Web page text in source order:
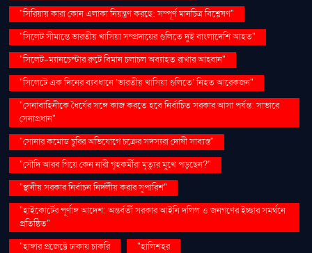
"সিরিয়ায় কারা কোন এলাকা নিয়ন্ত্রণ করছে: সম্পূর্ণ মানচিত্র বিশ্লেষণ"
"সিলেট সীমান্তে ভারতীয় খাসিয়া সম্প্রদায়ের গুলিতে দুই বাংলাদেশি আহত"
"সিলেট-ম্যানচেস্টার রুটে বিমান চলাচল অব্যাহত রাখার আহ্বান"
"সিলেটে এক দিনের ব্যবধানে ‘ভারতীয় খাসিয়া গু‌লিতে’ নিহত আরেকজন"
"সেনাবাহিনীকে ধৈর্যের সঙ্গে কাজ করতে হবে নির্বাচিত সরকার আসা পর্যন্ত: সাভারে
সেনাপ্রধান"
"সোনার কমোড চুরির অভিযোগে চক্রের সদস্যরা দোষী সাব্যস্ত"
"সৌদি আরব গিয়ে কেন নারী গৃহকর্মীরা মৃত্যুর মুখে পড়ছেন?"
"স্থানীয় সরকার নির্বাচন নির্দলীয় করার সুপারিশ"
"হাইকোর্টের পূর্ণাঙ্গ আদেশ: অন্তর্বর্তী সরকার আইনি দলিল ও জনগণের ইচ্ছার সমর্থনে
প্রতিষ্ঠিত"
"হাঙ্গার প্রজেক্টে ঢাকায় চাকরি
"হালিশহর